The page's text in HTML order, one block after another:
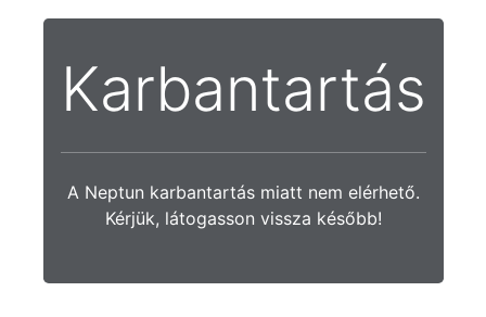
Karbantartás
A Neptun karbantartás miatt nem elérhető.
Kérjük, látogasson vissza később!